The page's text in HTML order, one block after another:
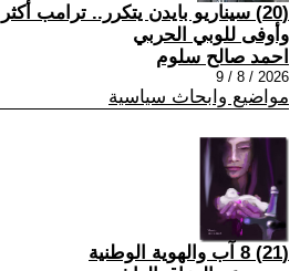
(20) سيناريو بايدن يتكرر.. ترامب
وأوفى للوبي الحربي
احمد صالح سلوم
2026 / 8 / 9
مواضيع وابحاث سياسية
(21) 8 آب والهوية الوطنية